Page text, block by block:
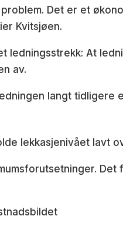
Det er et
Kvitsjøen.
ledningsstrekk: At
av.
langt tidligere
lekkasjenivået lavt
Det